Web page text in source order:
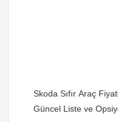
Skoda Sıfır Araç
Güncel Liste ve